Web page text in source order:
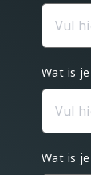
Wat is
Wat is